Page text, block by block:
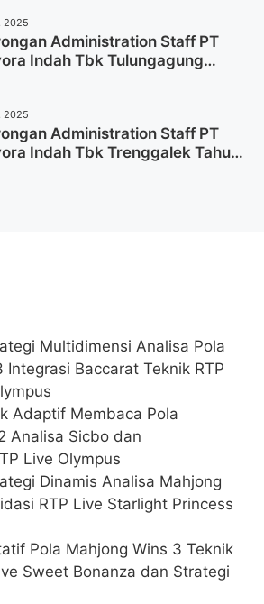
2025
Administration Staff PT
Indah Tbk Tulungagung
2025
Administration Staff PT
Indah Tbk Trenggalek Tahun
Multidimensi Analisa Pola
Integrasi Baccarat Teknik RTP
Adaptif Membaca Pola
Analisa Sicbo dan
Live Olympus
Dinamis Analisa Mahjong
RTP Live Starlight Princess
Pola Mahjong Wins 3 Teknik
Sweet Bonanza dan Strategi